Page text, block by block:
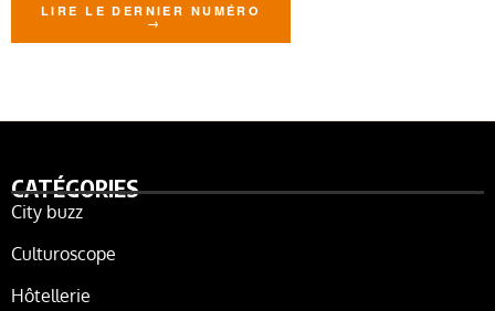
LIRE LE DERNIER NUMÉRO
CATÉGORIES
City buzz
Culturoscope
Hôtellerie